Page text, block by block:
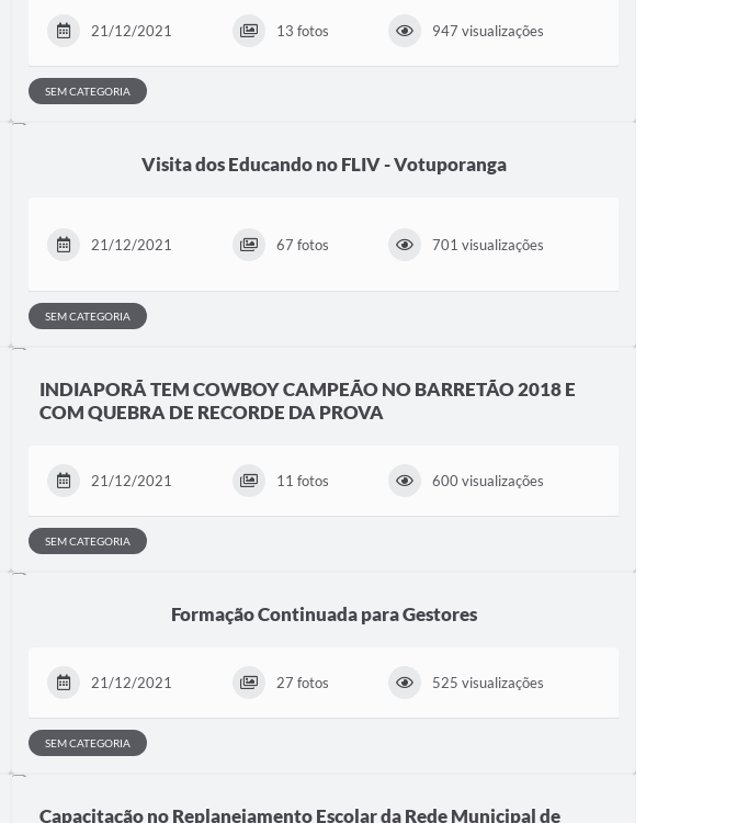
21/12/2021 13 fotos 947 visualizações
SEM CATEGORIA
Visita dos Educando no FLIV - Votuporanga
21/12/2021 67 fotos 701 visualizações
SEM CATEGORIA
INDIAPORÃ TEM COWBOY CAMPEÃO NO BARRETÃO 2018 E
COM QUEBRA DE RECORDE DA PROVA
21/12/2021 11 fotos 600 visualizações
SEM CATEGORIA
Formação Continuada para Gestores
21/12/2021 27 fotos 525 visualizações
SEM CATEGORIA
Capacitação no Replanejamento Escolar da Rede Municipal de